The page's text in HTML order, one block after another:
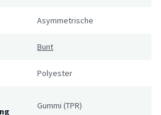
Asymmetrische
Bunt
Polyester
Gummi (TPR)